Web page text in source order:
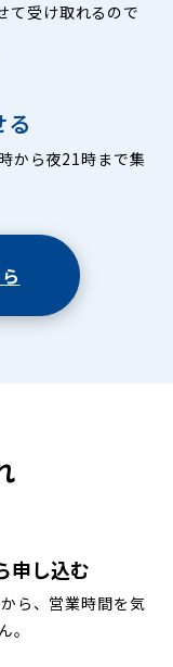
て受け取れるので
る
から夜21時まで集
申し込む
ら、営業時間を気
。